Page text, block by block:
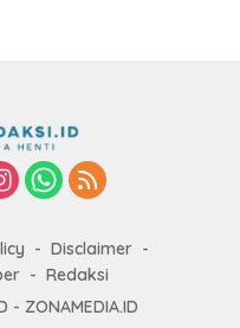
Disclaimer
Redaksi
- ZONAMEDIA.ID